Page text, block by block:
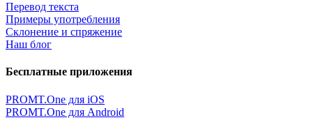
Перевод текста
Примеры употребления
Склонение и спряжение
Наш блог
Бесплатные приложения
PROMT.One для iOS
PROMT.One для Android